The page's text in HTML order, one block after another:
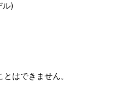
)
はできません。